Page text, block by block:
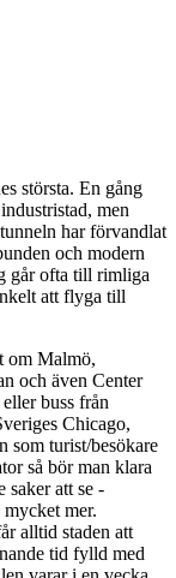
största. En gång
men
har förvandlat
och modern
går ofta till rimliga
att flyga till
om Malmö,
och även Center
buss från
Chicago,
som turist/besökare
så bör man klara
saker att se -
mer.
alltid staden att
tid fylld med